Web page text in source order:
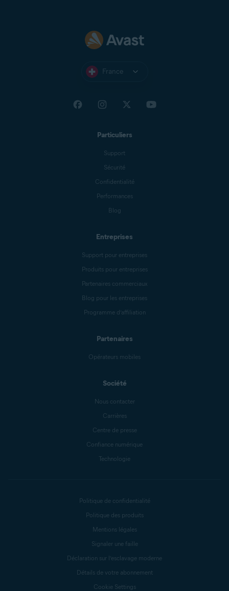
France
Particuliers
Support
Sécurité
Confidentialité
Performances
Blog
Entreprises
Support pour entreprises
Produits pour entreprises
Partenaires commerciaux
Blog pour les entreprises
Programme d’affiliation
Partenaires
Opérateurs mobiles
Société
Nous contacter
Carrières
Centre de presse
Confiance numérique
Technologie
Politique de confidentialité
Politique des produits
Mentions légales
Signaler une faille
Déclaration sur l’esclavage moderne
Détails de votre abonnement
Cookie Settings